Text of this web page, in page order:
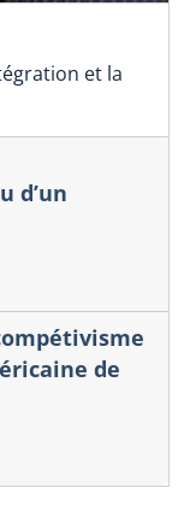
et la
d’un
de